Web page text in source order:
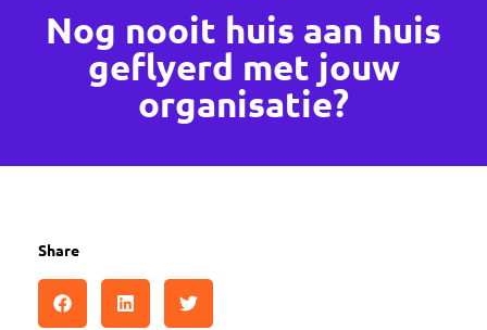
Nog nooit huis aan huis
geflyerd met jouw
organisatie?
Share